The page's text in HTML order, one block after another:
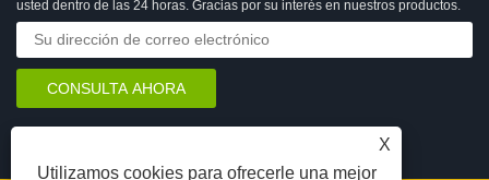
usted dentro de las 24 horas. Gracias por su interés en nuestros productos.
X
Utilizamos cookies para ofrecerle una mejor